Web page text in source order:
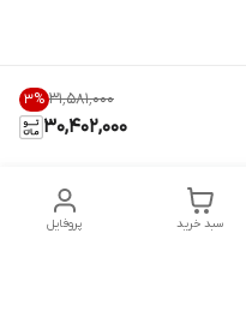
۳۱٬۵۸۱٬۰۰۰ 3%
30,402,000
پروفایل سبد خرید